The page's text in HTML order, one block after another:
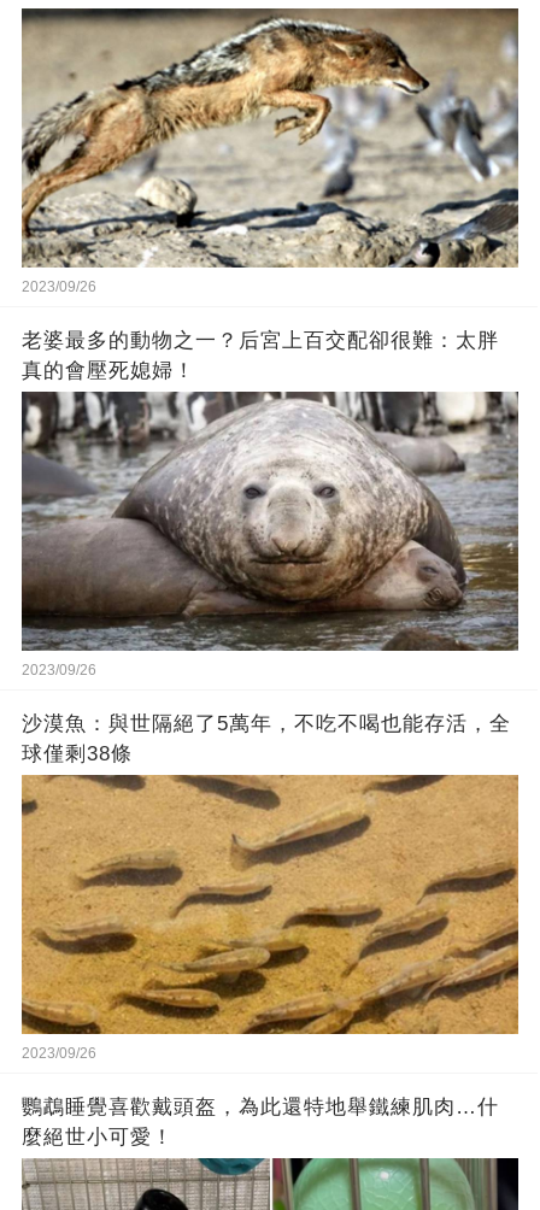
2023/09/26
老婆最多的動物之一？后宮上百交配卻很難：太胖
真的會壓死媳婦！
2023/09/26
沙漠魚：與世隔絕了5萬年，不吃不喝也能存活，全
球僅剩38條
2023/09/26
鸚鵡睡覺喜歡戴頭盔，為此還特地舉鐵練肌肉…什
麼絕世小可愛！